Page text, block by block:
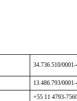
34.736.510/0001-
13.486.793/0001-
+55 11 4793-